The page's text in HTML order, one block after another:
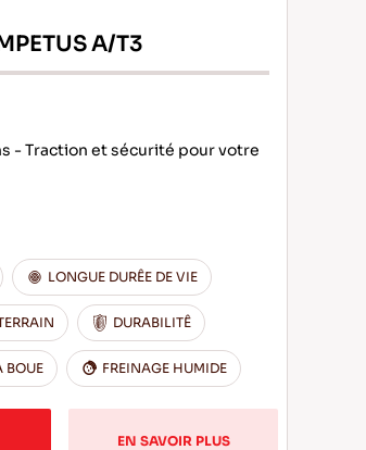
A/T3
- Traction et sécurité pour votre
LONGUE DURÊE DE VIE
DURABILITÊ
BOUE FREINAGE HUMIDE
EN SAVOIR PLUS